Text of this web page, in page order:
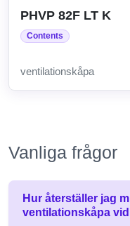
PHVP 82F LT K
Contents
ventilationskåpa
Vanliga frågor
Hur återställer jag
ventilationskåpa